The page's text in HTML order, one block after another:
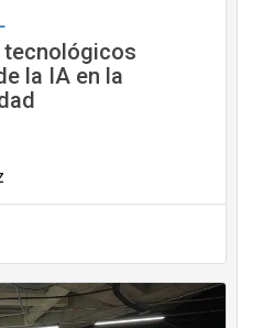
tecnológicos
la IA en la